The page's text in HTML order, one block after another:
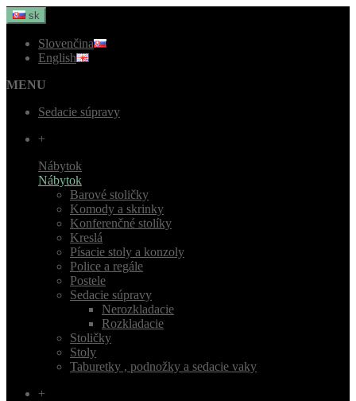
sk
Slovenčina
English
MENU
Sedacie súpravy
+
Nábytok
Nábytok
Barové stoličky
Komody a skrinky
Konferenčné stolíky
Kreslá
Písacie stoly a konzoly
Police a regále
Postele
Sedacie súpravy
Nerozkladacie
Rozkladacie
Stoličky
Stoly
Taburetky , podnožky a sedacie vaky
+